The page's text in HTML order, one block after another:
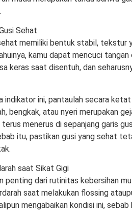
Sehat
memiliki bentuk stabil, tekstur
kamu dapat mencuci
keras saat disentuh, dan
indikator ini, pantaulah secara
bengkak, atau nyeri merupakan
menerus di sepanjang garis
itu, pastikan gusi yang sehat
saat Sikat Gigi
penting dari rutinitas kebersihan
saat melakukan flossing
mengabaikan kondisi ini,